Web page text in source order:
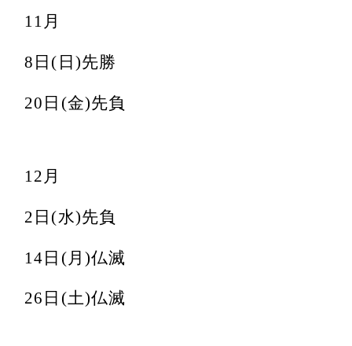
11月
8日(日)先勝
20日(金)先負
12月
2日(水)先負
14日(月)仏滅
26日(土)仏滅